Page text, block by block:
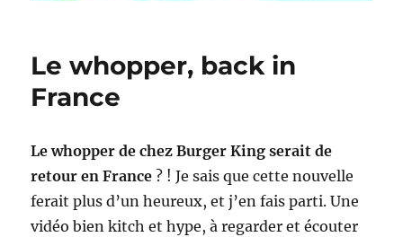
Le whopper, back in
France
Lewhopper de chezBurger King serait de
retour en France ? ! Je sais que cette nouvelle
ferait plus d’un heureux, et j’en fais parti. Une
vidéo bien kitch et hype, à regarder et écouter